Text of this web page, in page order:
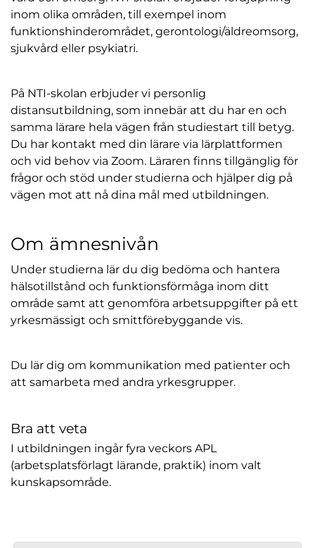
inom olika områden, till exempel inom
funktionshinderområdet, gerontologi/äldreomsorg,
sjukvård eller psykiatri.
På NTI-skolan erbjuder vi personlig
distansutbildning, som innebär att du har en och
samma lärare hela vägen från studiestart till betyg.
Du har kontakt med din lärare via lärplattformen
och vid behov via Zoom. Läraren finns tillgänglig för
frågor och stöd under studierna och hjälper dig på
vägen mot att nå dina mål med utbildningen.
Om ämnesnivån
Under studierna lär du dig bedöma och hantera
hälsotillstånd och funktionsförmåga inom ditt
område samt att genomföra arbetsuppgifter på ett
yrkesmässigt och smittförebyggande vis.
Du lär dig om kommunikation med patienter och
att samarbeta med andra yrkesgrupper.
Bra att veta
I utbildningen ingår fyra veckors APL
(arbetsplatsförlagt lärande, praktik) inom valt
kunskapsområde.